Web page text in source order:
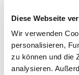
Diese Webseite
Wir verwenden
personalisieren,
zu können und die
analysieren.
Lehmann mit
entscheiden.
gewann Lars
zu 49 Punkten.